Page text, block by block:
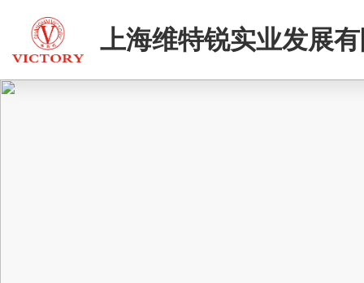
上海维特锐实业发展